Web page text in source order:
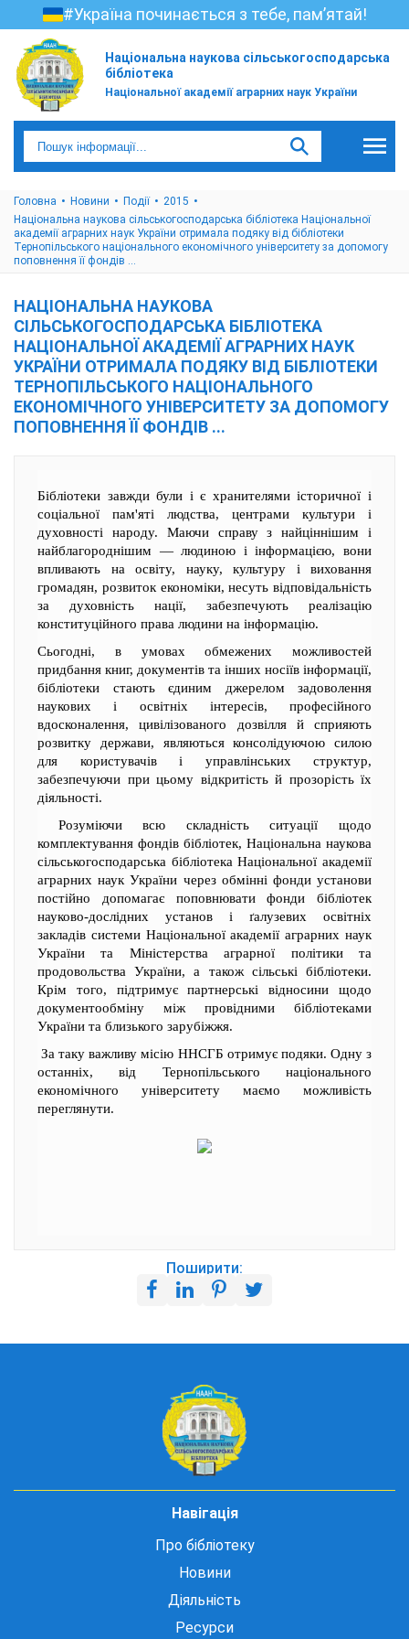
#Україна починається з тебе, пам’ятай!
Національна наукова сільськогосподарська
бібліотека
Національної академії аграрних наук України
Головна Новини Події
2015
Національна наукова сільськогосподарська бібліотека Національної
академії аграрних наук України отримала подяку від бібліотеки
Тернопільського національного економічного університету за допомогу
поповнення її фондів ...
НАЦІОНАЛЬНА НАУКОВА
СІЛЬСЬКОГОСПОДАРСЬКА БІБЛІОТЕКА
НАЦІОНАЛЬНОЇ АКАДЕМІЇ АГРАРНИХ НАУК
УКРАЇНИ ОТРИМАЛА ПОДЯКУ ВІД БІБЛІОТЕКИ
ТЕРНОПІЛЬСЬКОГО НАЦІОНАЛЬНОГО
ЕКОНОМІЧНОГО УНІВЕРСИТЕТУ ЗА ДОПОМОГУ
ПОПОВНЕННЯ ЇЇ ФОНДІВ ...
Бібліотеки завжди були і є хранителями історичної і
соціальної пам'яті людства, центрами культури і
духовності народу. Маючи справу з найціннішим і
найблагороднішим — людиною і інформацією, вони
впливають на освіту, науку, культуру і виховання
громадян, розвиток економіки, несуть відповідальність
за духовність нації, забезпечують реалізацію
конституційного права людини на інформацію.
Сьогодні, в умовах обмежених можливостей
придбання книг, документів та інших носіїв інформації,
бібліотеки стають єдиним джерелом задоволення
наукових і освітніх інтересів, професійного
вдосконалення, цивілізованого дозвілля й сприяють
розвитку держави, являються консолідуючою силою
для користувачів і управлінських структур,
забезпечуючи при цьому відкритість й прозорість їх
діяльності.
Розуміючи всю складність ситуації щодо
комплектування фондів бібліотек, Національна наукова
сільськогосподарська бібліотека Національної академії
аграрних наук України через обмінні фонди установи
постійно допомагає поповнювати фонди бібліотек
науково-дослідних установ і ґалузевих освітніх
закладів системи Національної академії аграрних наук
України та Міністерства аграрної політики та
продовольства України, а також сільські бібліотеки.
Крім того, підтримує партнерські відносини щодо
документообміну між провідними бібліотеками
України та близького зарубіжжя.
За таку важливу місію ННСГБ отримує подяки. Одну з
останніх, від Тернопільського національного
економічного університету маємо можливість
переглянути.
Поширити:
Навігація
Про бібліотеку
Новини
Діяльність
Ресурси